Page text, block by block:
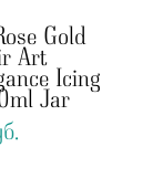
Gold
Art
Icing
Jar